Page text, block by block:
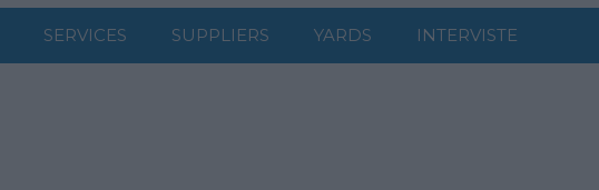
SERVICES SUPPLIERS YARDS INTERVISTE